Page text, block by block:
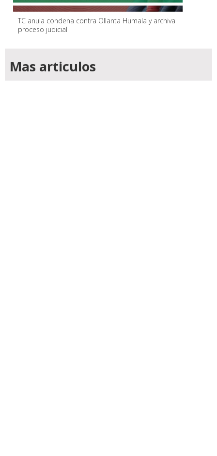
TC anula condena contra Ollanta Humala y archiva
proceso judicial
Mas articulos